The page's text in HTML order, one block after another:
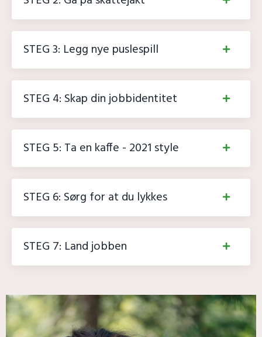
STEG 3: Legg nye puslespill
STEG 4: Skap din jobbidentitet
STEG 5: Ta en kaffe - 2021 style
STEG 6: Sørg for at du lykkes
STEG 7: Land jobben